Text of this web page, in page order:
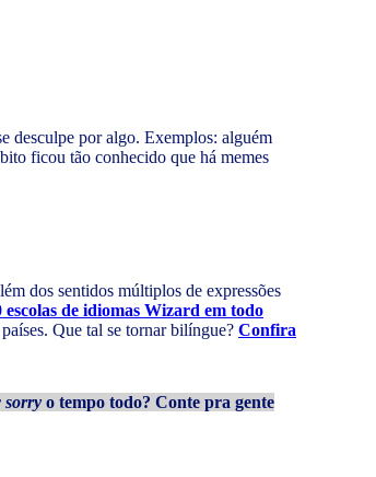
desculpe por algo. Exemplos: alguém
ficou tão conhecido que há memes
dos sentidos múltiplos de expressões
escolas de idiomas Wizard em todo
Que tal se tornar bilíngue? Confira
sorry o tempo todo? Conte pra gente